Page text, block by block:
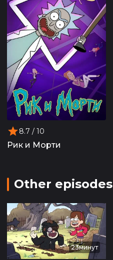
8.7 / 10
Рик и Морти
Other episodes
23минут